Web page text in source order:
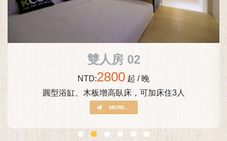
雙人房 02
NTD:2800 起 / 晚
圓型浴缸、木板增高臥床，可加床住3人
MORE...